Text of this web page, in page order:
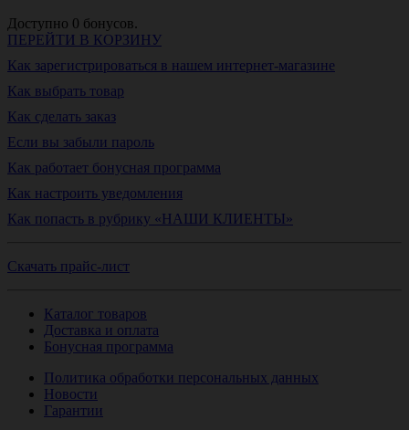
Доступно 0 бонусов.
ПЕРЕЙТИ В КОРЗИНУ
Как зарегистрироваться в нашем интернет-магазине
Как выбрать товар
Как сделать заказ
Если вы забыли пароль
Как работает бонусная программа
Как настроить уведомления
Как попасть в рубрику «НАШИ КЛИЕНТЫ»
Скачать прайс-лист
Каталог товаров
Доставка и оплата
Бонусная программа
Политика обработки персональных данных
Новости
Гарантии